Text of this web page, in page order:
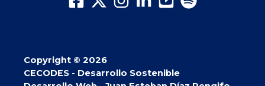
Copyright © 2026
CECODES - Desarrollo Sostenible